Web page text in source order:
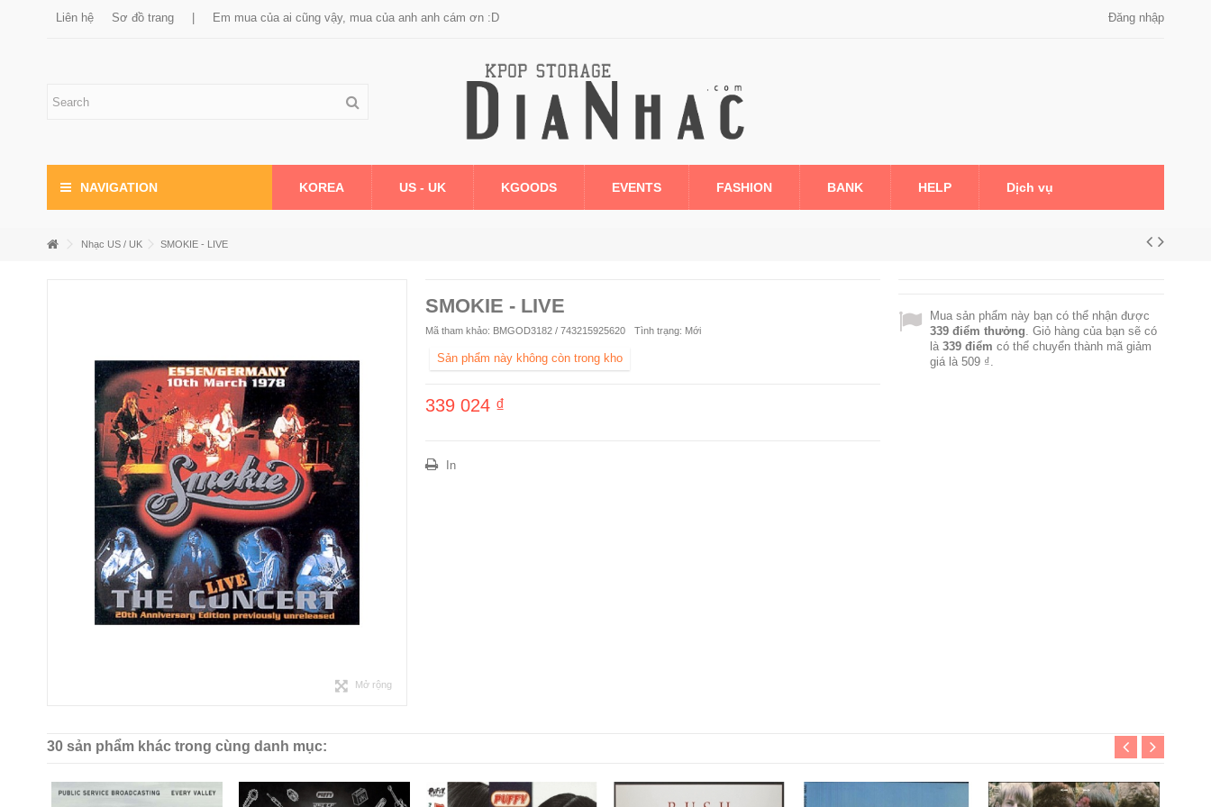
Liên hệ Sơ đồ trang Em mua của ai cũng vậy, mua của anh anh cám ơn :D Đăng nhập
NAVIGATION KOREA US - UK KGOODS EVENTS FASHION BANK HELP Dịch vụ
Nhạc US / UK SMOKIE - LIVE
Mở rộng
SMOKIE - LIVE
Mã tham khảo: BMGOD3182 / 743215925620 Tình trạng: Mới
Sản phẩm này không còn trong kho
339 024 ₫
In
Mua sản phẩm này bạn có thể nhận được
339điểm thưởng. Giỏ hàng của bạn sẽ có
là 339điểm có thể chuyển thành mã giảm
giá là 509 ₫.
30 sản phẩm khác trong cùng danh mục: